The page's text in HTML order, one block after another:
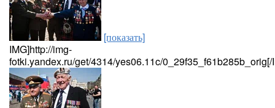
[показать]
IMG]http://img-
fotki.yandex.ru/get/4314/yes06.11c/